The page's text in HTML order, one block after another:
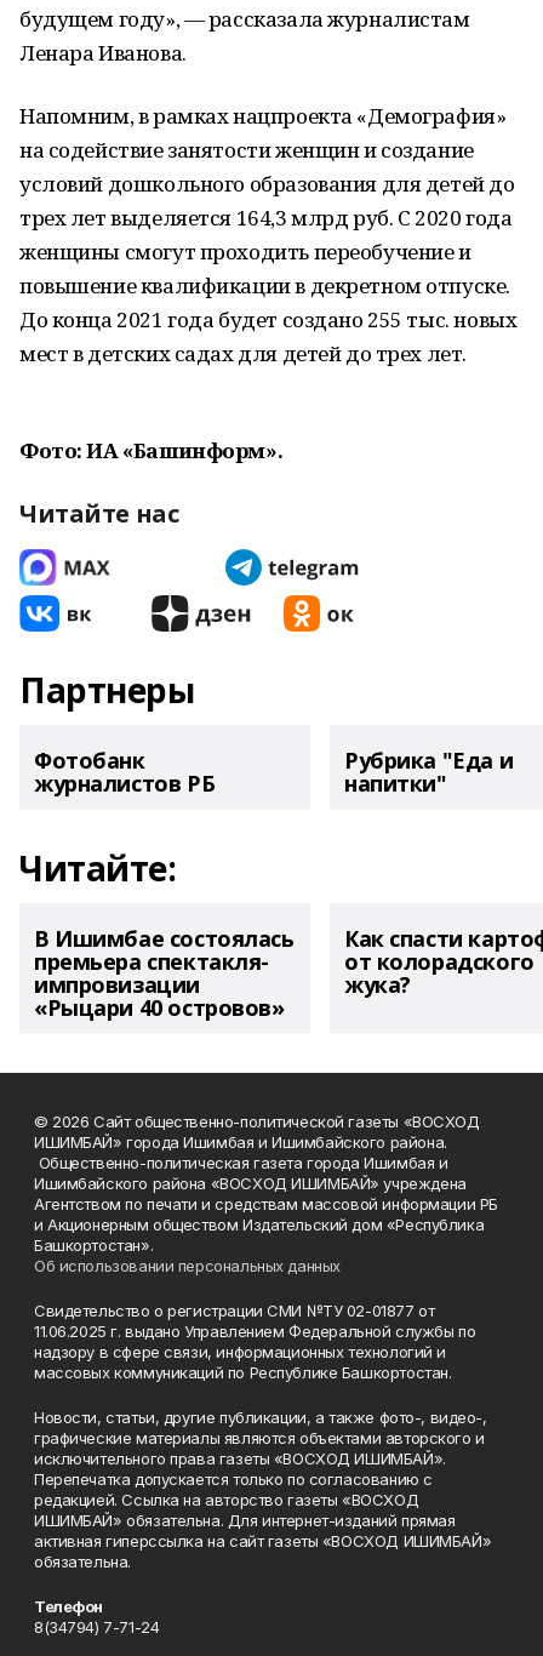
будущем году», — рассказала журналистам
Ленара Иванова.
Напомним, в рамках нацпроекта «Демография»
на содействие занятости женщин и создание
условий дошкольного образования для детей до
трех лет выделяется 164,3 млрд руб. С 2020 года
женщины смогут проходить переобучение и
повышение квалификации в декретном отпуске.
До конца 2021 года будет создано 255 тыс. новых
мест в детских садах для детей до трех лет.
Фото: ИА «Башинформ».
Читайте нас
Партнеры
Фотобанк
журналистов РБ
Рубрика "Еда и
напитки"
Читайте:
В Ишимбае состоялась
премьера спектакля-
импровизации
«Рыцари 40 островов»
Как спасти
от колорадского
жука?
© 2026 Сайт общественно-политической газеты «ВОСХОД
ИШИМБАЙ» города Ишимбая и Ишимбайского района.
Общественно-политическая газета города Ишимбая и
Ишимбайского района «ВОСХОД ИШИМБАЙ» учреждена
Агентством по печати и средствам массовой информации РБ
и Акционерным обществом Издательский дом «Республика
Башкортостан».
Об использовании персональных данных
Свидетельство о регистрации СМИ №ТУ 02-01877 от
11.06.2025 г. выдано Управлением Федеральной службы по
надзору в сфере связи, информационных технологий и
массовых коммуникаций по Республике Башкортостан.
Новости, статьи, другие публикации, а также фото-, видео-,
графические материалы являются объектами авторского и
исключительного права газеты «ВОСХОД ИШИМБАЙ».
Перепечатка допускается только по согласованию с
редакцией. Ссылка на авторство газеты «ВОСХОД
ИШИМБАЙ» обязательна. Для интернет-изданий прямая
активная гиперссылка на сайт газеты «ВОСХОД ИШИМБАЙ»
обязательна.
Телефон
8(34794) 7-71-24